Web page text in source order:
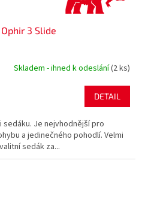
3 Slide
Skladem - ihned k odeslání(2 ks)
DETAIL
Je nejvhodnější pro
a jedinečného pohodlí. Velmi
sedák za...